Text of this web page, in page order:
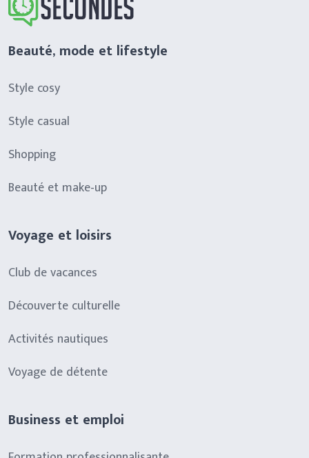
Beauté, mode et lifestyle
Style cosy
Style casual
Shopping
Beauté et make-up
Voyage et loisirs
Club de vacances
Découverte culturelle
Activités nautiques
Voyage de détente
Business et emploi